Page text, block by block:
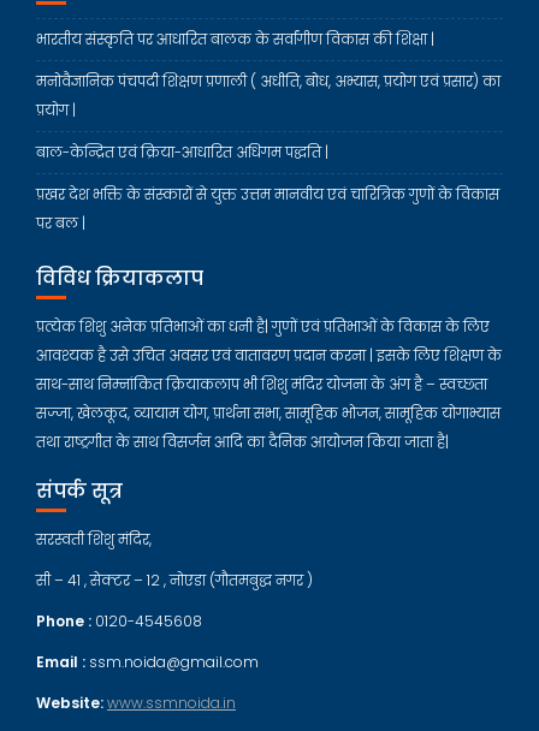
भारतीय संस्कृति पर आधारित बालक के सर्वांगीण विकास की शिक्षा |
मनोवैज्ञानिक पंचपदी शिक्षण प्रणाली ( अधीति, बोध, अभ्यास, प्रयोग एवं प्रसार) का
प्रयोग |
बाल-केन्द्रित एवं क्रिया-आधारित अधिगम पद्धति |
प्रखर देश भक्ति के संस्कारों से युक्त उत्तम मानवीय एवं चारित्रिक गुणों के विकास
पर बल |
विविध क्रियाकलाप
प्रत्येक शिशु अनेक प्रतिभाओं का धनी है| गुणों एवं प्रतिभाओं के विकास के लिए
आवश्यक है उसे उचित अवसर एवं वातावरण प्रदान करना | इसके लिए शिक्षण के
साथ-साथ निम्नांकित क्रियाकलाप भी शिशु मंदिर योजना के अंग है – स्वच्छता
सज्जा, खेलकूद, व्यायाम योग, प्रार्थना सभा, सामूहिक भोजन, सामूहिक योगाभ्यास
तथा राष्ट्रगीत के साथ विसर्जन आदि का दैनिक आयोजन किया जाता है|
संपर्क सूत्र
सरस्वती शिशु मंदिर,
सी – 41 , सेक्टर – 12 , नोएडा (गौतमबुद्ध नगर )
Phone : 0120-4545608
Email : ssm.noida@gmail.com
Website:www.ssmnoida.in